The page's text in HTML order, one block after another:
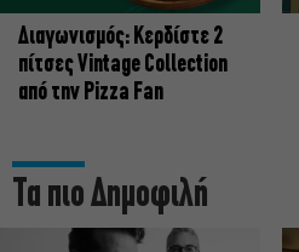
Διαγωνισμός: Κερδίστε 2
πίτσες Vintage Collection
από την Pizza Fan
Τα πιο Δημοφιλή